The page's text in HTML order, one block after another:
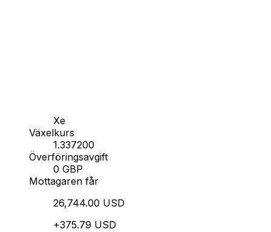
Xe
Växelkurs
1.337200
Överföringsavgift
0 GBP
Mottagaren får
26,744.00 USD
+375.79 USD